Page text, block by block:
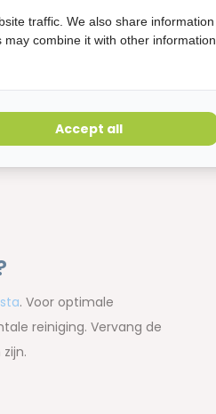
. Voor optimale
reiniging. Vervang de
traffic. We also share information
combine it with other information
Accept all